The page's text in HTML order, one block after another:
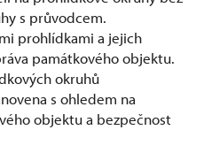
s průvodcem.
prohlídkami a jejich
památkového objektu.
okruhů
s ohledem na
objektu a bezpečnost